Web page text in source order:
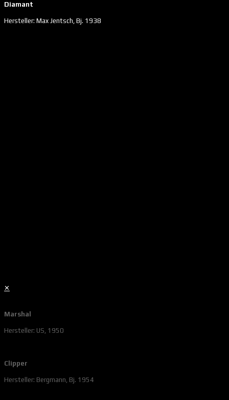
Diamant
Hersteller: Max Jentsch, Bj. 1938
✕
Marshal
Hersteller: US, 1950
Clipper
Hersteller: Bergmann, Bj. 1954